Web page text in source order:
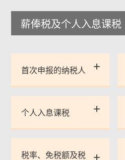
薪俸税及个人入息课税
首次申报的纳税人
个人入息课税
税率、免税额及税